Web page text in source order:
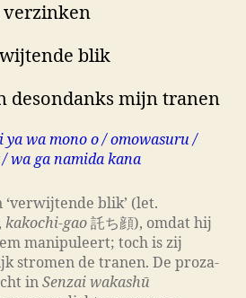
blik
mijn tranen
ya wa mono o / omowasuru /
wa ga namida kana
blik’ (let.
kakochi-gao 託ち顔), omdat hij
manipuleert; toch is zij
stromen de tranen. De proza-
in Senzai wakashū